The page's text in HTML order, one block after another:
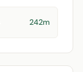
242m